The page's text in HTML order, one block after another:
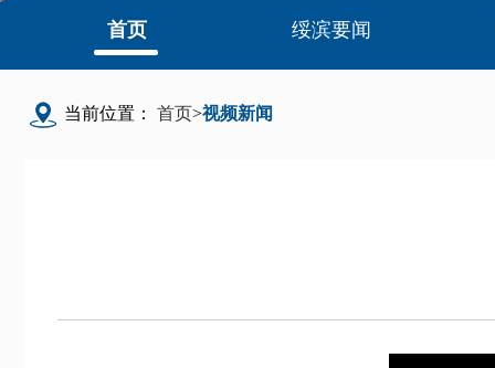
首页 绥滨要闻
当前位置： 首页>视频新闻